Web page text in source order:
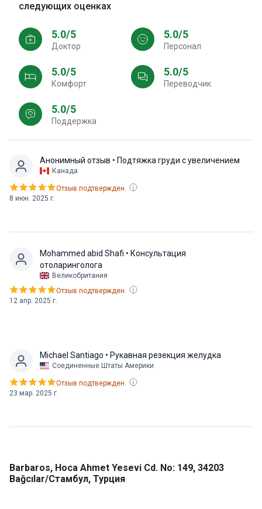
следующих оценках
5.0/5
Доктор
5.0/5
персонал
5.0/5
Комфорт
5.0/5
Переводчик
5.0/5
Поддержка
Анонимный отзыв • Подтяжка груди с увеличением
Канада
8 июн. 2025 г.
Отзыв подтвержден.
Mohammed abid Shafi • Консультация
отоларинголога
Великобритания
12 апр. 2025 г.
Отзыв подтвержден.
Michael Santiago • Рукавная резекция желудка
Соединенные Штаты Америки
23 мар. 2025 г.
Отзыв подтвержден.
Barbaros, Hoca Ahmet Yesevi Cd. No: 149, 34203
Bağcılar/Стамбул, Турция